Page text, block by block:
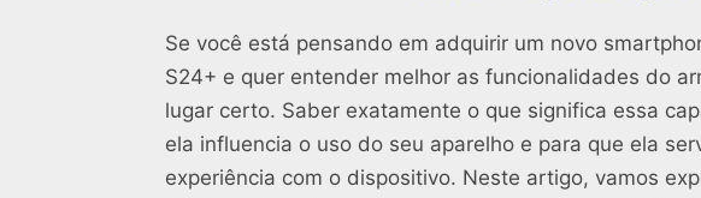
Se você está pensando em adquirir um novo
S24+ e quer entender melhor as funcionalidades do
lugar certo. Saber exatamente o que significa essa
ela influencia o uso do seu aparelho e para que ela
experiência com o dispositivo. Neste artigo, vamos